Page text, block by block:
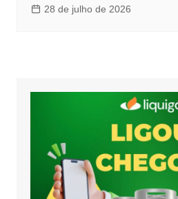
28 de julho de 2026